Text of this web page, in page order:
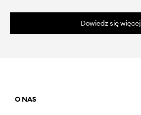
Dowiedz się więcej
O NAS